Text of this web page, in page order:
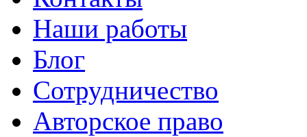
Наши работы
Блог
Сотрудничество
Авторское право